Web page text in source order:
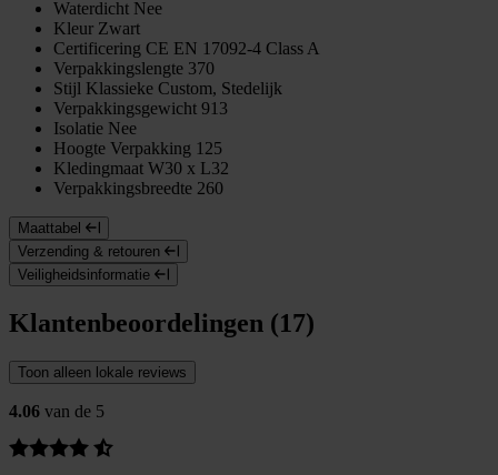
Waterdicht Nee
Kleur Zwart
Certificering CE EN 17092-4 Class A
Verpakkingslengte 370
Stijl Klassieke Custom, Stedelijk
Verpakkingsgewicht 913
Isolatie Nee
Hoogte Verpakking 125
Kledingmaat W30 x L32
Verpakkingsbreedte 260
Maattabel
Verzending & retouren
Veiligheidsinformatie
Klantenbeoordelingen (17)
Toon alleen lokale reviews
4.06 van de 5